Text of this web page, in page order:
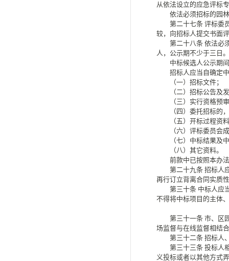
从依法设立的应急评标
依法必须招标的园林
第二十七条 评标委
较，向招标人提交书面
第二十八条 依法必
人，公示期不少于三日。
中标候选人公示期间
招标人应当自确定中
（一）招标文件；
（二）招标公告及发
（三）实行资格预审
（四）委托招标的，
（五）开标过程资
（六）评标委员会成
（七）中标结果及中
（八）其它资料。
前款中已按照本办法
第二十九条 招标人
再行订立背离合同实质
第三十条 中标人应
不得将中标项目的主体
第三十一条 市、区
场监督与在线监督相结
第三十二条 招标人
第三十三条 投标人
义投标或者以其他方式